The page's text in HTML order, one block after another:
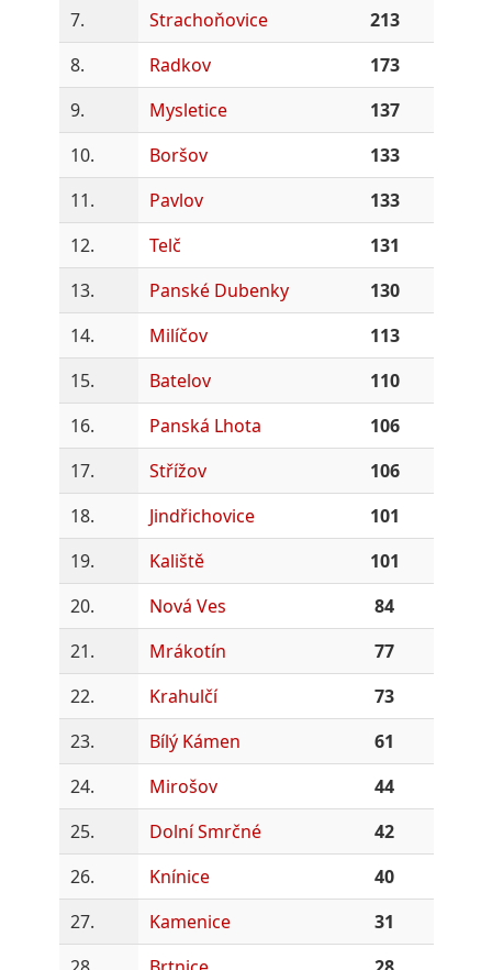
7.
Strachoňovice
213
8.
Radkov
173
9.
Mysletice
137
10.
Boršov
133
11.
Pavlov
133
12.
Telč
131
13.
Panské Dubenky
130
14.
Milíčov
113
15.
Batelov
110
16.
Panská Lhota
106
17.
Střížov
106
18.
Jindřichovice
101
19.
Kaliště
101
20.
Nová Ves
84
21.
Mrákotín
77
22.
Krahulčí
73
23.
Bílý Kámen
61
24.
Mirošov
44
25.
Dolní Smrčné
42
26.
Knínice
40
27.
Kamenice
31